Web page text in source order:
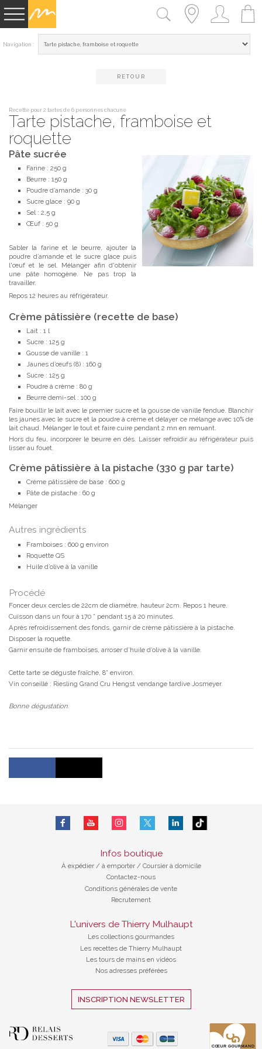
Navigation :
RETOUR
Recette pour 2 tartes de 6 personnes chacune
Tarte pistache, framboise et
roquette
Pâte sucrée
Farine : 250 g
Beurre : 150 g
Poudre d’amande : 30 g
Sucre glace : 90 g
Sel : 2,5 g
Œuf : 50 g
Sabler la farine et le beurre, ajouter la
poudre d’amande et le sucre glace puis
l'œuf et le sel. Mélanger afin d'obtenir
une pâte homogène. Ne pas trop la
travailler.
Repos 12 heures au réfrigérateur.
Crème pâtissière (recette de base)
Lait : 1 l
Sucre : 125 g
Gousse de vanille : 1
Jaunes d’œufs (8) : 160 g
Sucre : 125 g
Poudre à crème : 80 g
Beurre demi-sel : 100 g
Faire bouillir le lait avec le premier sucre et la gousse de vanille fendue. Blanchir
les jaunes avec le sucre et la poudre à crème et délayer ce mélange avec 10% de
lait chaud. Mélanger le tout et faire cuire pendant 2 mn en remuant.
Hors du feu, incorporer le beurre en dés. Laisser refroidir au réfrigérateur puis
lisser au fouet.
Crème pâtissière à la pistache (330 g par tarte)
Crème pâtissière de base : 600 g
Pâte de pistache : 60 g
Mélanger
Autres ingrédients
Framboises : 600 g environ
Roquette QS
Huile d’olive à la vanille
Procédé
Foncer deux cercles de 22cm de diamètre, hauteur 2cm. Repos 1 heure.
Cuisson dans un four à 170 ° pendant 15 à 20 minutes.
Après refroidissement des fonds, garnir de crème pâtissière à la pistache.
Disposer la roquette.
Garnir ensuite de framboises, arroser d’huile d’olive à la vanille.
Cette tarte se déguste fraîche, 8° environ.
Vin conseillé : Riesling Grand Cru Hengst vendange tardive Josmeyer.
Bonne dégustation.
Infos boutique
À expédier / à emporter / Coursier à domicile
Contactez-nous
Conditions générales de vente
Recrutement
L'univers de Thierry Mulhaupt
Les collections gourmandes
Les recettes de Thierry Mulhaupt
Les tours de mains en vidéos
Nos adresses préférées
INSCRIPTION NEWSLETTER